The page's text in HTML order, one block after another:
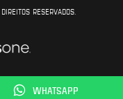
RESERVADOS.
WHATSAPP